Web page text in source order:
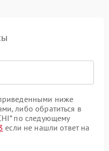
ниже
либо обратиться в
по следующему
если не нашли ответ на